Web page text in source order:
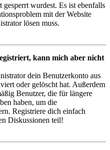
gesperrt wurdest. Es ist ebenfalls
mit der Website
lösen muss.
kann mich aber nicht
dein Benutzerkonto aus
oder gelöscht hat. Außerdem
Benutzer, die für längere
haben, um die
Registriere dich einfach
Diskussionen teil!